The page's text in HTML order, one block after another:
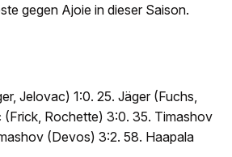
gegen Ajoie in dieser Saison.
Jelovac) 1:0. 25. Jäger (Fuchs,
(Frick, Rochette) 3:0. 35. Timashov
(Devos) 3:2. 58. Haapala